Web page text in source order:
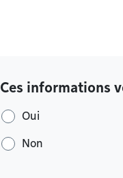
Ces informations
Oui
Non